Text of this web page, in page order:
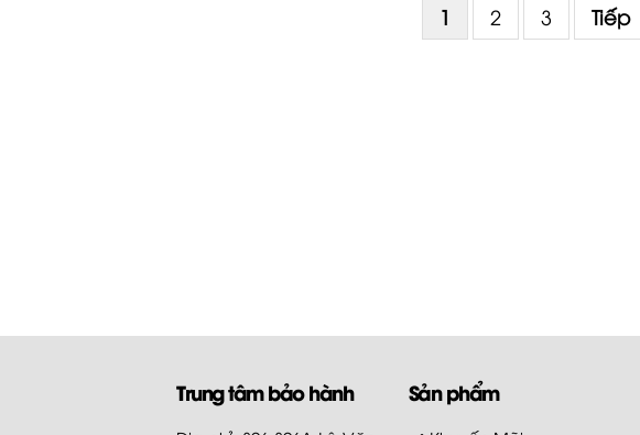
1 2 3 Tiếp
Trung tâm bảo hành Sản phẩm